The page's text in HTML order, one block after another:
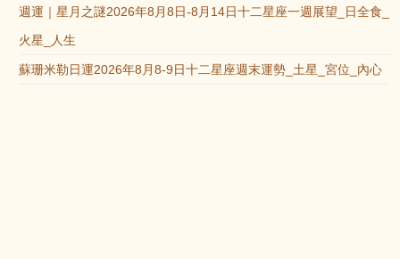
週運｜星月之謎2026年8月8日-8月14日十二星座一週展望_日全食_
火星_人生
蘇珊米勒日運2026年8月8-9日十二星座週末運勢_土星_宮位_內心